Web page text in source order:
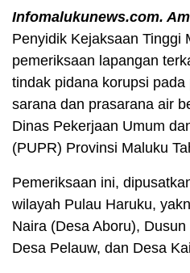
Infomalukunews.com.
Penyidik Kejaksaan Tinggi
pemeriksaan lapangan
tindak pidana korupsi
sarana dan prasarana air
Dinas Pekerjaan Umum
(PUPR) Provinsi Maluku
Pemeriksaan ini,
wilayah Pulau Haruku,
Naira (Desa Aboru),
Desa Pelauw, dan Desa